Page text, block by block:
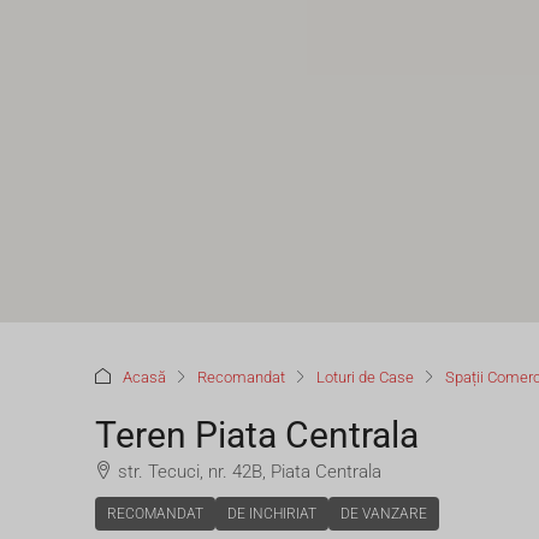
Acasă Recomandat Loturi de Case Spații
Teren Piata Centrala
str. Tecuci, nr. 42B, Piata Centrala
RECOMANDAT DE INCHIRIAT DE VANZARE